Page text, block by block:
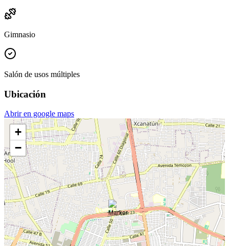
Gimnasio
Salón de usos múltiples
Ubicación
Abrir en google maps
+
−